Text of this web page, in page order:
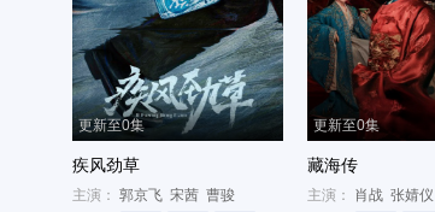
更新至0集
疾风劲草
主演： 郭京飞 宋茜 曹骏
更新至0集
藏海传
主演： 肖战 张婧仪